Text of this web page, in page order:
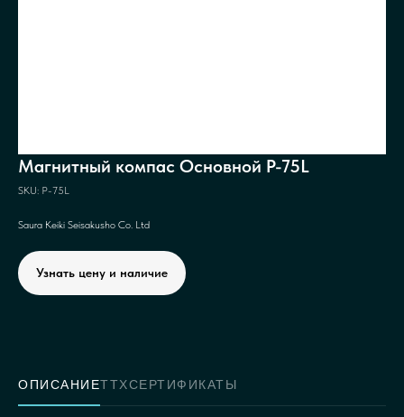
Магнитный компас Основной P-75L
SKU: P-75L
Saura Keiki Seisakusho Co. Ltd
Узнать цену и наличие
ОПИСАНИЕТТХСЕРТИФИКАТЫ